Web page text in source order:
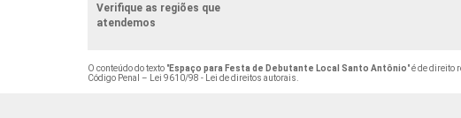
Verifique as regiões que
atendemos
O conteúdo do texto "Espaço para Festa de Debutante Local Santo Antônio" é de direito
Código Penal –
Lei 9610/98 - Lei de direitos autorais